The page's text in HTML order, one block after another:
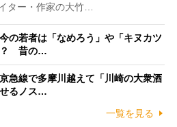
ー・作家の大竹…
の若者は「なめろう」や「キヌカツ
？ 昔の…
急線で多摩川越えて「川崎の大衆酒
るノス…
一覧を見る